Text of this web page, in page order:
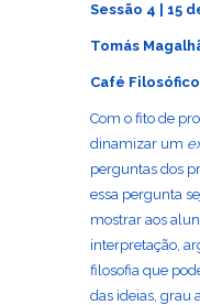
Sessão 4 | 15
Tomás
Café
Com o fito de
dinamizar um
perguntas dos
essa pergunta
mostrar aos
interpretação,
filosofia que
das ideias, grau